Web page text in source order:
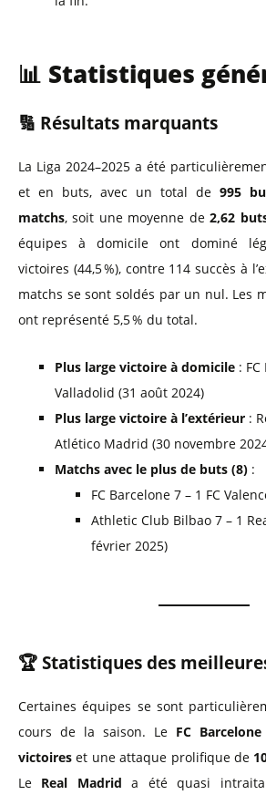
📊 Statistiques
🔢 Résultats marquants
La Liga 2024–2025 a été
et en buts, avec un total de 995
matchs, soit une moyenne de2,62
équipes à domicile ont dominé
victoires (44,5 %), contre 114 succès à
matchs se sont soldés par un nul. Les
ont représenté 5,5 % du total.
Plus large victoire à domicile :
Valladolid (31 août 2024)
Plus large victoire à l’extérieur :
Atlético Madrid (30 novembre
Matchs avec le plus de buts (8) :
FC Barcelone 7 – 1 FC
Athletic Club Bilbao 7 – 1
février 2025)
🏆 Statistiques des
Certaines équipes se sont
cours de la saison. Le FC Barcelone
victoires et une attaque prolifique de
Le Real Madrid a été quasi